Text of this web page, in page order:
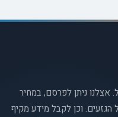
אצלנו ניתן לפרסם, במחיר
וכן לקבל מידע מקיף